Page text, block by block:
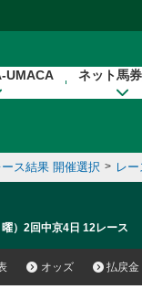
UMACA ネット馬
ース結果 開催選択 > レ
）2回中京4日 12レース
オッズ 払戻金